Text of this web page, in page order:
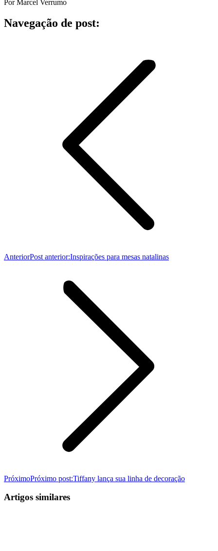
Por Marcel Verrumo
Navegação de post:
AnteriorPost anterior:Inspirações para mesas natalinas
PróximoPróximo post:Tiffany lança sua linha de decoração
Artigos similares